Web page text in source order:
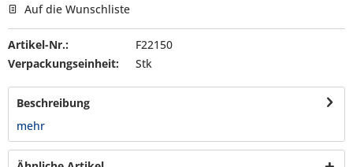
Auf die Wunschliste
Artikel-Nr.:
F22150
Verpackungseinheit:
Stk
Beschreibung
mehr